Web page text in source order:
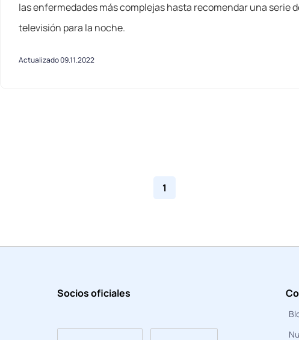
las enfermedades más complejas hasta recomendar una serie
televisión para la noche.
Actualizado 09.11.2022
1
Socios oficiales